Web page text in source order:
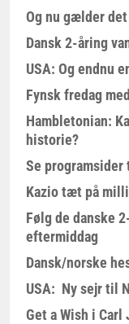
Og nu gælder
Dansk 2-åring
USA: Og endnu
Fynsk fredag
Hambletonian:
historie?
Se
Kazio tæt på
Følg de danske
eftermiddag
Dansk/norske
USA: Ny sejr til
Get a Wish i Carl